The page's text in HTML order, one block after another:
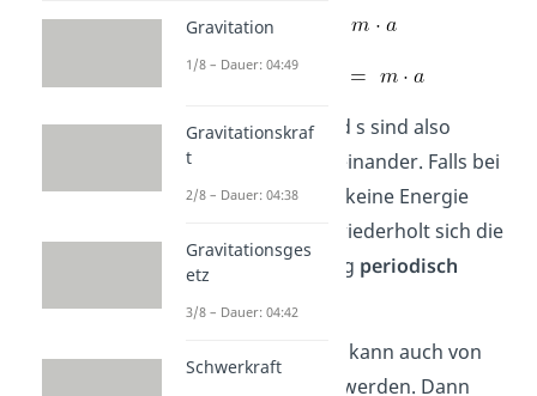
Die Größen a und s sind also
proportional
zueinander. Falls bei
einer Dämpfung keine Energie
entzogen wird, wiederholt sich die
erste Schwingung periodisch
immer wieder.
Das Federpendel kann auch von
außen angeregt werden. Dann
Gravitation
1/8 – Dauer: 04:49
Gravitationskraf
t
2/8 – Dauer: 04:38
Gravitationsges
etz
3/8 – Dauer: 04:42
Schwerkraft